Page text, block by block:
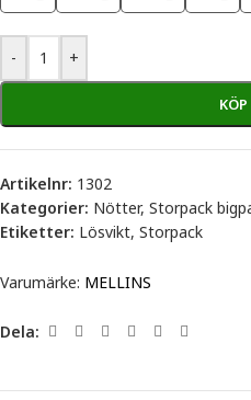
- +
Artikelnr: 1302
Kategorier: Nötter, Storpack
Etiketter: Lösvikt, Storpack
Varumärke: MELLINS
Dela: